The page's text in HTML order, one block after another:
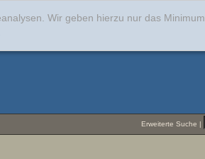
Wir geben hierzu nur das Minimum
Erweiterte Suche |